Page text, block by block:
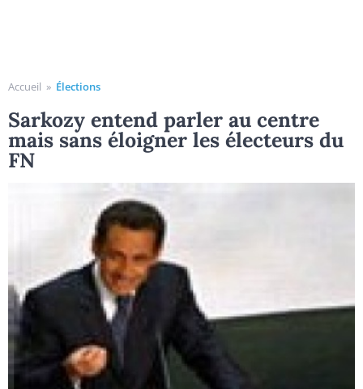
Accueil » Élections
Sarkozy entend parler au centre
mais sans éloigner les électeurs du
FN